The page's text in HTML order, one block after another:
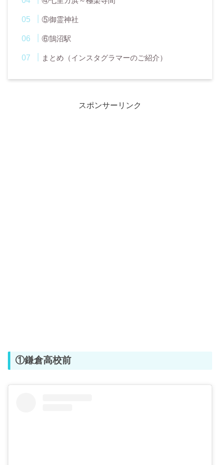
⑤御霊神社
⑥鵠沼駅
まとめ（インスタグラマーのご紹介）
スポンサーリンク
①鎌倉高校前